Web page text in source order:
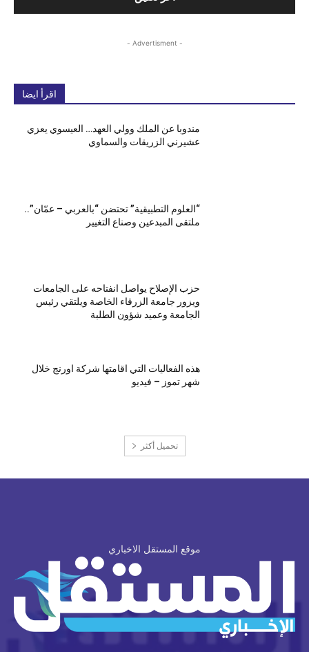
- Advertisment -
اقرأ ايضا
مندوبا عن الملك وولي العهد… العيسوي يعزي
عشيرني الزريقات والسماوي
“العلوم التطبيقية” تحتضن “بالعربي – عمّان”..
ملتقى المبدعين وصناع التغيير
حزب الإصلاح يواصل انفتاحه على الجامعات
ويزور جامعة الزرقاء الخاصة ويلتقي رئيس
الجامعة وعميد شؤون الطلبة
هذه الفعاليات التي اقامتها شركة اورنج خلال
شهر تموز – فيديو
تحميل أكثر
موقع المستقل الاخباري